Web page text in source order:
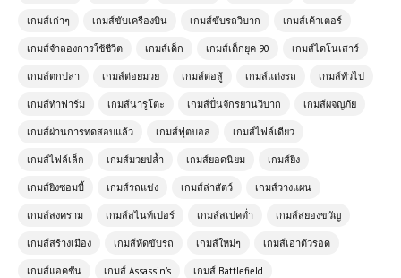
Download
Free Download
Free Download
เกมส์เก่าๆ เกมส์ขับเครื่องบิน เกมส์ขับรถวิบาก เกมส์เค้าเตอร์
เกมส์จำลองการใช้ชีวิต เกมส์เด็ก เกมส์เด็กยุค 90 เกมส์ไดโนเสาร์
เกมส์ตกปลา เกมส์ต่อยมวย เกมส์ต่อสู้ เกมส์แต่งรถ เกมส์ทั่วไป
เกมส์ทำฟาร์ม เกมส์นารูโตะ เกมส์ปั่นจักรยานวิบาก เกมส์ผจญภัย
เกมส์ผ่านการทดสอบแล้ว เกมส์ฟุตบอล เกมส์ไฟล์เดียว
เกมส์ไฟล์เล็ก เกมส์มวยปล้ำ เกมส์ยอดนิยม เกมส์ยิง
เกมส์ยิงซอมบี้ เกมส์รถแข่ง เกมส์ล่าสัตว์ เกมส์วางแผน
เกมส์สงคราม เกมส์สไนท์เปอร์ เกมส์สเปคต่ำ เกมส์สยองขวัญ
เกมส์สร้างเมือง เกมส์หัดขับรถ เกมส์ใหม่ๆ เกมส์เอาตัวรอด
เกมส์แอคชั่น เกมส์ Assassin's เกมส์ Battlefield